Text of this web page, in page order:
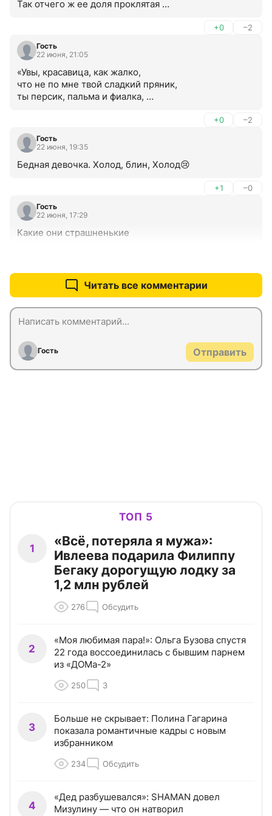
Так отчего ж ее доля проклятая
+0 –2
Гость
22 июня, 21:05
«Увы, красавица, как жалко,
что не по мне твой сладкий пряник,
ты персик, пальма и фиалка,
+0 –2
Гость
22 июня, 19:35
Бедная девочка. Холод, блин, Холод😢
+1 –0
Гость
22 июня, 17:29
Какие они страшненькие
Читать все комментарии
Гость Отправить
ТОП 5
1
«Всё, потеряла я мужа»:
Ивлеева подарила Филиппу
Бегаку дорогущую лодку за
1,2 млн рублей
276 Обсудить
2
«Моя любимая пара!»: Ольга Бузова спустя
22 года воссоединилась с бывшим парнем
из «ДОМа-2»
250 3
3
Больше не скрывает: Полина Гагарина
показала романтичные кадры с новым
избранником
234 Обсудить
4
«Дед разбушевался»: SHAMAN довел
Мизулину — что он натворил